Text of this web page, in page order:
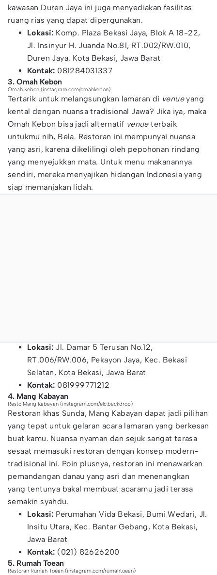
kawasan Duren Jaya ini juga menyediakan fasilitas
ruang rias yang dapat dipergunakan.
Lokasi: Komp. Plaza Bekasi Jaya, Blok A 18-22,
Jl. Insinyur H. Juanda No.81, RT.002/RW.010,
Duren Jaya, Kota Bekasi, Jawa Barat
Kontak: 081284031337
3. Omah Kebon
Omah Kebon (instagram.com/omahkebon)
Tertarik untuk melangsungkan lamaran di venueyang
kental dengan nuansa tradisional Jawa? Jika iya, maka
Omah Kebon bisa jadi alternatif venueterbaik
untukmu nih, Bela. Restoran ini mempunyai nuansa
yang asri, karena dikelilingi oleh pepohonan rindang
yang menyejukkan mata. Untuk menu makanannya
sendiri, mereka menyajikan hidangan Indonesia yang
siap memanjakan lidah.
Lokasi: Jl. Damar 5 Terusan No.12,
RT.006/RW.006, Pekayon Jaya, Kec. Bekasi
Selatan, Kota Bekasi, Jawa Barat
Kontak: 081999771212
4. Mang Kabayan
Resto Mang Kabayan (instagram.com/elc.backdrop)
Restoran khas Sunda, Mang Kabayan dapat jadi pilihan
yang tepat untuk gelaran acara lamaran yang berkesan
buat kamu. Nuansa nyaman dan sejuk sangat terasa
sesaat memasuki restoran dengan konsep modern-
tradisional ini. Poin plusnya, restoran ini menawarkan
pemandangan danau yang asri dan menenangkan
yang tentunya bakal membuat acaramu jadi terasa
semakin syahdu.
Lokasi: Perumahan Vida Bekasi, Bumi Wedari, Jl.
Insitu Utara, Kec. Bantar Gebang, Kota Bekasi,
Jawa Barat
Kontak: (021) 82626200
5. Rumah Toean
Restoran Rumah Toean (instagram.com/rumahtoean)